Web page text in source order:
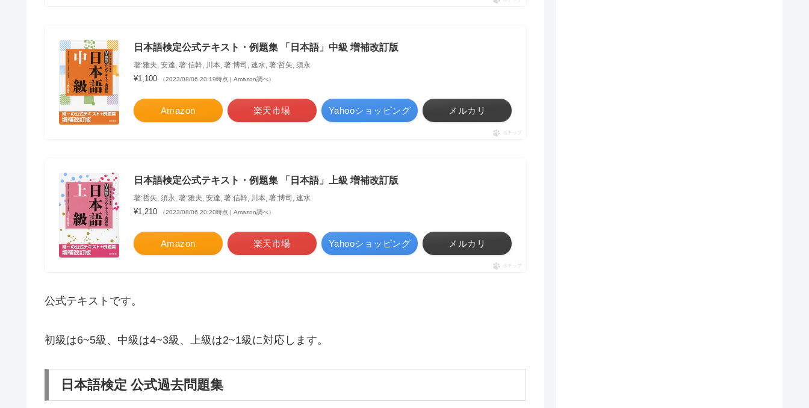
日本語検定公式テキスト・例題集 「日本語」中級 増補改訂版
著:雅夫, 安達, 著:信幹, 川本, 著:博司, 速水, 著:哲矢, 須永
¥1,100 （2023/08/06 20:19時点 | Amazon調べ）
Amazon 楽天市場 Yahooショッピング メルカリ
ポチップ
日本語検定公式テキスト・例題集 「日本語」上級 増補改訂版
著:哲矢, 須永, 著:雅夫, 安達, 著:信幹, 川本, 著:博司, 速水
¥1,210 （2023/08/06 20:20時点 | Amazon調べ）
Amazon 楽天市場 Yahooショッピング メルカリ
ポチップ
公式テキストです。
初級は6~5級、中級は4~3級、上級は2~1級に対応します。
日本語検定 公式過去問題集